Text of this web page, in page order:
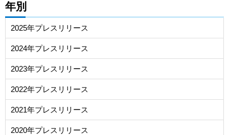
年別
2025年プレスリリース
2024年プレスリリース
2023年プレスリリース
2022年プレスリリース
2021年プレスリリース
2020年プレスリリース